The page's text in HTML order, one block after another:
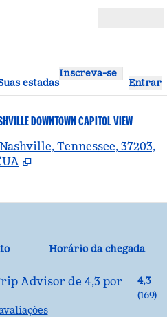
estadas
Inscreva-se
Entrar
DOWNTOWN CAPITOL VIEW
Tennessee, 37203,
Horário da chegada
4,3
(169)